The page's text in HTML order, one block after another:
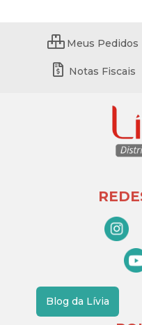
Meus Pedidos
Notas Fiscais
Blog da Lívia